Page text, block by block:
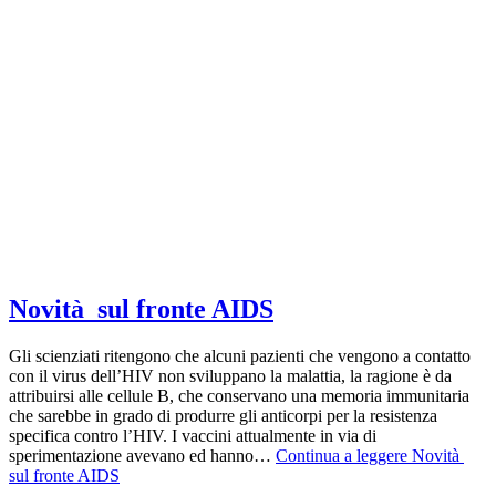
Novità sul fronte AIDS
Gli scienziati ritengono che alcuni pazienti che vengono a contatto
con il virus dell’HIV non sviluppano la malattia, la ragione è da
attribuirsi alle cellule B, che conservano una memoria immunitaria
che sarebbe in grado di produrre gli anticorpi per la resistenza
specifica contro l’HIV. I vaccini attualmente in via di
sperimentazione avevano ed hanno… Continua a leggere Novità
sul fronte AIDS